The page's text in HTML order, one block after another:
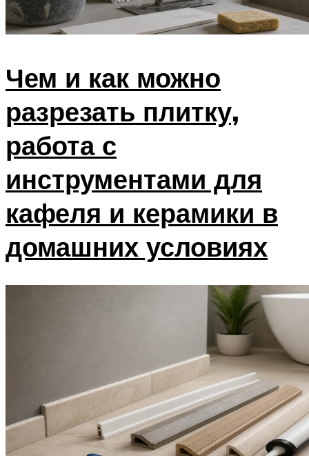
Чем и как можно
разрезать плитку,
работа с
инструментами для
кафеля и керамики в
домашних условиях